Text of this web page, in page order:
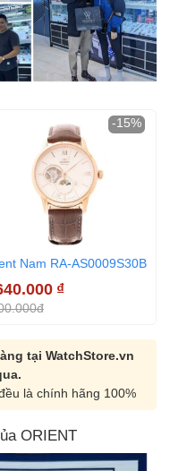
Nam RA-AS0009S30B
₫
-15%
tại WatchStore.vn
là chính hãng 100%
ORIENT